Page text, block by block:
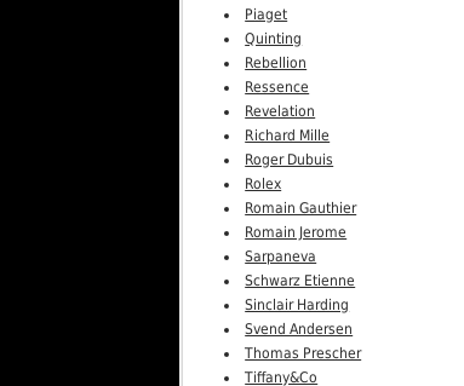
Piaget
Quinting
Rebellion
Ressence
Revelation
Richard Mille
Roger Dubuis
Rolex
Romain Gauthier
Romain Jerome
Sarpaneva
Schwarz Etienne
Sinclair Harding
Svend Andersen
Thomas Prescher
Tiffany&Co